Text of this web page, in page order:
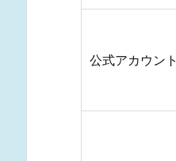
公式アカウント